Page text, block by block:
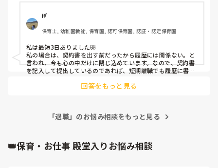
保育士は辞めようと思うし、今後、男性になりたい人がいて
もすすめない。とってもイケメンでスタイルいい人はそれで
カバーできたりすんのかな？
世の中、不公平ですね。
その友人とは、今後距離を置こうと、そう思った。
そして、自分を見つめ直すことも必要だと思った。
退職してることを履歴書にも書きました。
面接でも言いました。
ただ、気になるのが、
実は去年その働いていた園で
1ヶ月以内に辞めた先生がいたのですが
その先生は正社員で、
すぐ1ヶ月いないで辞めたのですが
その場合って、短期離職の場合
履歴書に書かなきゃいけないんですかね💦
私も経験あるので、またいつ自分も同じような経験するかど
ぽ
保育士, 幼稚園教諭, 保育園, 認可保育園, 認証・認定保育園
私は最短3日ありました🤣
私の場合は、契約書を出す前だったから履歴には関係ない。と
言われ、今も心の中だけに閉じ込めています。なので、契約書
を記入して提出しているのであれば、短期離職でも履歴に書く
回答をもっと見る
「退職」のお悩み相談をもっと見る
👑保育・お仕事 殿堂入りお悩み相談